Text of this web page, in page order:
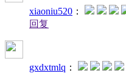
xiaoniu520 ：
回复
gxdxtmlq ：